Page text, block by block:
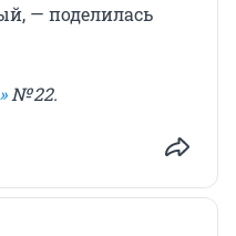
— поделилась
№ 22.